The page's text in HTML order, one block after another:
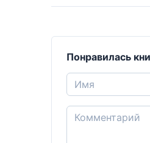
Понравилась